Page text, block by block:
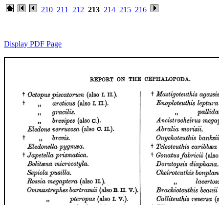
210 211 212 213 214 215 216
Display PDF Page